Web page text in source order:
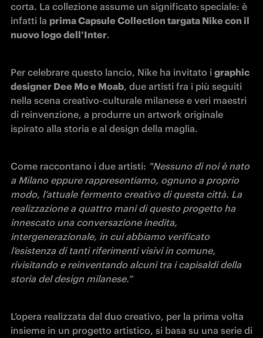
corta. La collezione assume un significato speciale: è
infatti la prima Capsule Collection targata Nike con il
nuovo logo dell’Inter.
Per celebrare questo lancio, Nike ha invitato i graphic
designer Dee Mo e Moab, due artisti fra i più seguiti
nella scena creativo-culturale milanese e veri maestri
di reinvenzione, a produrre un artwork originale
ispirato alla storia e al design della maglia.
Come raccontano i due artisti: "Nessuno di noi è nato
a Milano eppure rappresentiamo, ognuno a proprio
modo, l’attuale fermento creativo di questa città. La
realizzazione a quattro mani di questo progetto ha
innescato una conversazione inedita,
intergenerazionale, in cui abbiamo verificato
l’esistenza di tanti riferimenti visivi in comune,
rivisitando e reinventando alcuni tra i capisaldi della
storia del design milanese.”
L’opera realizzata dal duo creativo, per la prima volta